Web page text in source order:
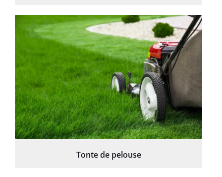
Tonte de pelouse